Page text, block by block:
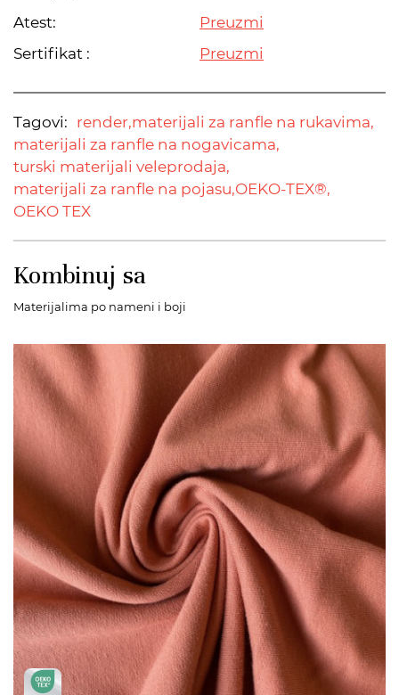
Atest:
Preuzmi
Sertifikat :
Preuzmi
Tagovi: render,materijali za ranfle na rukavima,
materijali za ranfle na nogavicama,
turski materijali veleprodaja,
materijali za ranfle na pojasu,OEKO-TEX®,
OEKO TEX
Kombinuj sa
Materijalima po nameni i boji